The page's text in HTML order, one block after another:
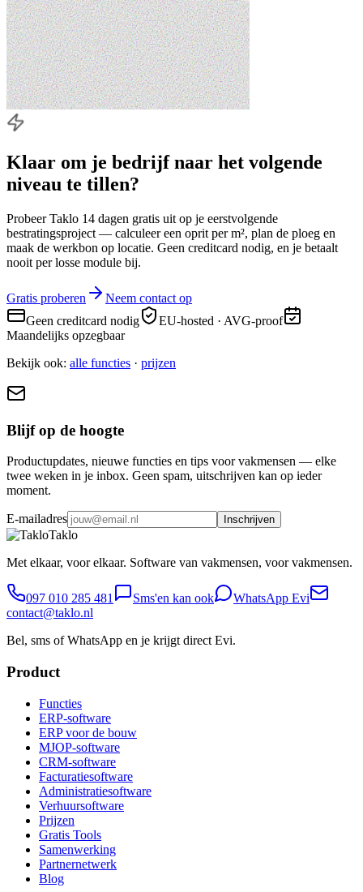
Klaar om je bedrijf naar het volgende
niveau te tillen?
Probeer Taklo 14 dagen gratis uit op je eerstvolgende
bestratingsproject — calculeer een oprit per m², plan de ploeg en
maak de werkbon op locatie. Geen creditcard nodig, en je betaalt
nooit per losse module bij.
Gratis proberen
Neem contact op
Geen creditcard nodig
EU-hosted · AVG-proof
Maandelijks opzegbaar
Bekijk ook: alle functies · prijzen
Blijf op de hoogte
Productupdates, nieuwe functies en tips voor vakmensen — elke
twee weken in je inbox. Geen spam, uitschrijven kan op ieder
moment.
E-mailadres Inschrijven
Taklo
Met elkaar, voor elkaar. Software van vakmensen, voor vakmensen.
097 010 285 481 Sms'en kan ook
WhatsApp Evi
contact@taklo.nl
Bel, sms of WhatsApp en je krijgt direct Evi.
Product
Functies
ERP-software
ERP voor de bouw
MJOP-software
CRM-software
Facturatiesoftware
Administratiesoftware
Verhuursoftware
Prijzen
Gratis Tools
Samenwerking
Partnernetwerk
Blog